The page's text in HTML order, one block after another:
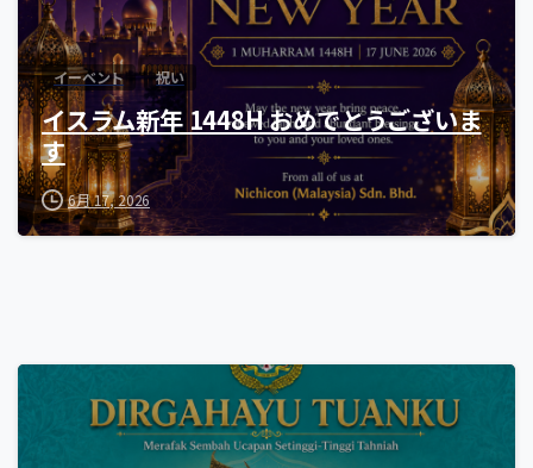
イーベント 祝い
イスラム新年 1448H おめでとうございま
す
6月 17, 2026